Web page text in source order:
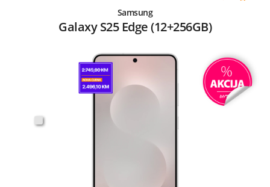
Samsung
Galaxy S25 Edge (12+256GB)